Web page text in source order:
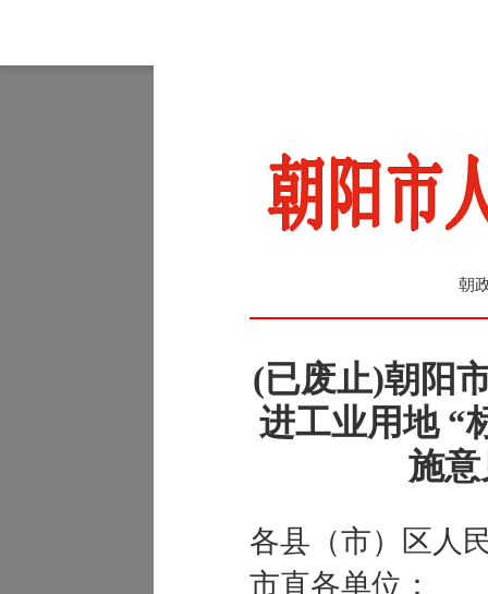
朝
(已废止)朝阳
进工业用地 “
施
各县（市）区人
市直各单位：